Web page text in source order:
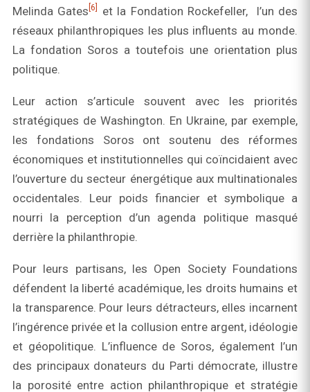
Melinda Gates[6]
et la Fondation Rockefeller, l’un des
réseaux philanthropiques les plus influents au monde.
La fondation Soros a toutefois une orientation plus
politique.
Leur action s’articule souvent avec les priorités
stratégiques de Washington. En Ukraine, par exemple,
les fondations Soros ont soutenu des réformes
économiques et institutionnelles qui coïncidaient avec
l’ouverture du secteur énergétique aux multinationales
occidentales. Leur poids financier et symbolique a
nourri la perception d’un agenda politique masqué
derrière la philanthropie.
Pour leurs partisans, les Open Society Foundations
défendent la liberté académique, les droits humains et
la transparence. Pour leurs détracteurs, elles incarnent
l’ingérence privée et la collusion entre argent, idéologie
et géopolitique. L’influence de Soros, également l’un
des principaux donateurs du Parti démocrate, illustre
la porosité entre action philanthropique et stratégie